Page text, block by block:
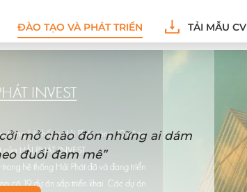
ĐÀO TẠO VÀ PHÁT TRIỂN TẢI MẪU CV
mở chào đón những ai dám
đuổi đam mê”